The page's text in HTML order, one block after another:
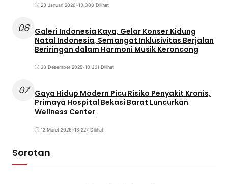
23 Januari 2026•13.388 Dilihat
06 Galeri Indonesia Kaya, Gelar Konser Kidung
Natal Indonesia, Semangat Inklusivitas Berjalan
Beriringan dalam Harmoni Musik Keroncong
28 Desember 2025•13.321 Dilihat
07
Gaya Hidup Modern Picu Risiko Penyakit Kronis,
Primaya Hospital Bekasi Barat Luncurkan
Wellness Center
12 Maret 2026•13.227 Dilihat
Sorotan